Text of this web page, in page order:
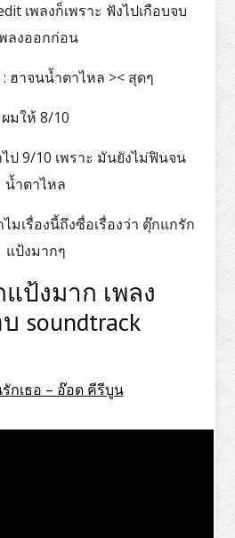
เพลงก็เพราะ ฟังไปเกือบจบ
ลงออกก่อน
ฮาจนน้ำตาไหล >< สุดๆ
ผมให้ 8/10
ป 9/10 เพราะ มันยังไม่ฟินจน
น้ำตาไหล
มเรื่องนี้ถึงซื่อเรื่องว่า ตุ๊กแกรัก
แป้งมากๆ
ป้งมาก เพลง
soundtrack
กเธอ – อ๊อด คีรีบูน